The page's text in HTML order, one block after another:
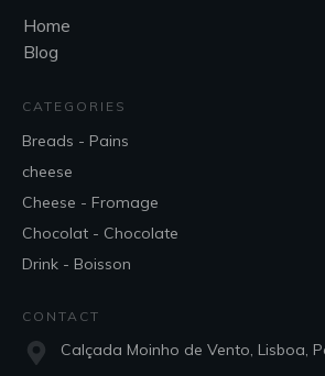
Home
Blog
CATEGORIES
Breads - Pains
cheese
Cheese - Fromage
Chocolat - Chocolate
Drink - Boisson
CONTACT
Calçada Moinho de Vento, Lisboa,